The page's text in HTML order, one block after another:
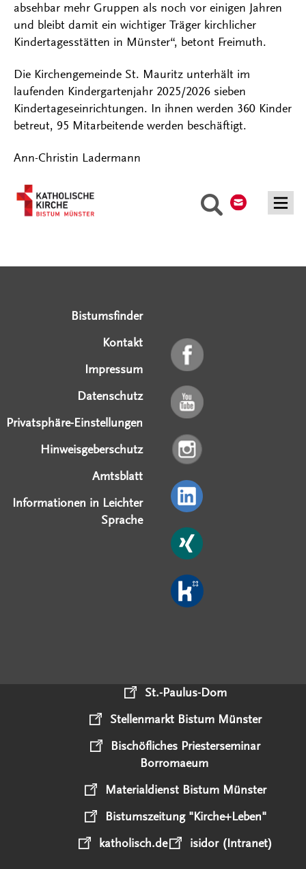
Suche
absehbar mehr Gruppen als noch vor einigen Jahren
und bleibt damit ein wichtiger Träger kirchlicher
Kindertagesstätten in Münster“, betont Freimuth.
Die Kirchengemeinde St. Mauritz unterhält im
laufenden Kindergartenjahr 2025/2026 sieben
Kindertageseinrichtungen. In ihnen werden 360 Kinder
betreut, 95 Mitarbeitende werden beschäftigt.
Ann-Christin Ladermann
Bistumsfinder
Kontakt
Impressum
Datenschutz
Privatsphäre-Einstellungen
Hinweisgeberschutz
Amtsblatt
Informationen in Leichter
Sprache
St.-Paulus-Dom
Stellenmarkt Bistum Münster
Bischöfliches Priesterseminar
Borromaeum
Materialdienst Bistum Münster
Bistumszeitung "Kirche+Leben"
katholisch.de
isidor (Intranet)